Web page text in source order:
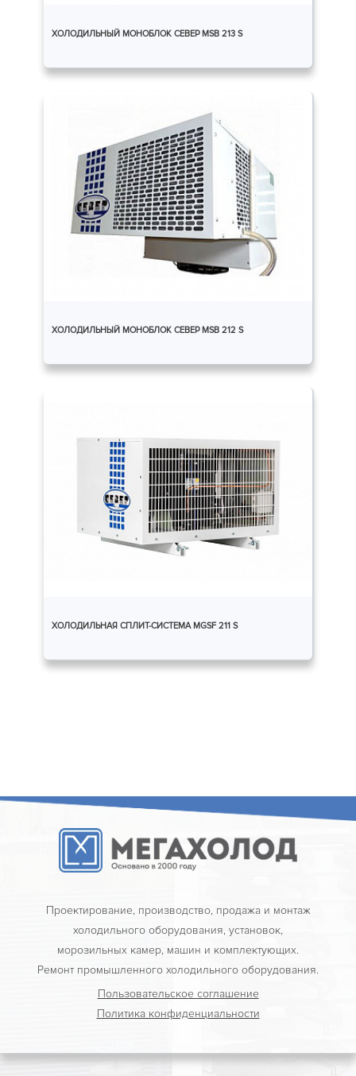
ХОЛОДИЛЬНЫЙ МОНОБЛОК СЕВЕР MSB 213 S
ХОЛОДИЛЬНЫЙ МОНОБЛОК СЕВЕР MSB 212 S
ХОЛОДИЛЬНАЯ СПЛИТ-СИСТЕМА MGSF 211 S
Проектирование, производство, продажа и монтаж
холодильного оборудования, установок,
морозильных камер, машин и комплектующих.
Ремонт промышленного холодильного оборудования.
Пользовательское соглашение
Политика конфиденциальности